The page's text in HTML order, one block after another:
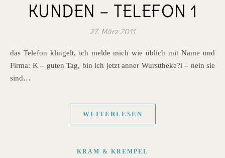
KUNDEN – TELEFON 1
27. März 2011
das Telefon klingelt, ich melde mich wie üblich mit Name und
Firma: K – guten Tag, bin ich jetzt anner Wursttheke?i – nein sie
sind…
WEITERLESEN
KRAM & KREMPEL